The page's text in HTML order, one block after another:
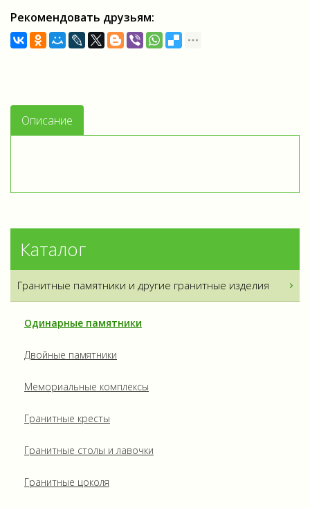
Рекомендовать друзьям:
Описание
Каталог
Гранитные памятники и другие гранитные изделия
Одинарные памятники
Двойные памятники
Мемориальные комплексы
Гранитные кресты
Гранитные столы и лавочки
Гранитные цоколя